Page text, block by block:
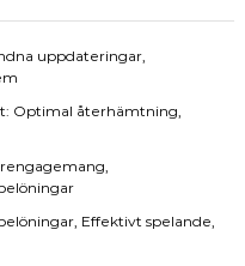
uppdateringar,
Optimal återhämtning,
Effektivt spelande,